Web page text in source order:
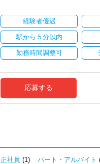
・キャリアアップ志向のある方
・主体的に業務を進められる方
・顧客対応や提案業務に挑戦し
・資産税など専門性を高めたい方
・将来的にマネジメントに関わり
＜まずはカジュアル面談へ＞
・事前に気軽な面談を実施
・仕事内容やキャリアを相談可
・ざっくばらんに質問OK
現代では電子化が進んでいるこ
しています。
職員一人ひとりの力がそのまま
にはあります。
新しいチャレンジが沢山ありま
個人事務所ならではの自由な雰
職員同士の距離も近く、先輩へ
パソコン作業になりますので、
す。
【具体的な業務】
経験者優遇
駅から５分以内
勤務時間調整可
応募する
正社員 (1) パート・アルバイト